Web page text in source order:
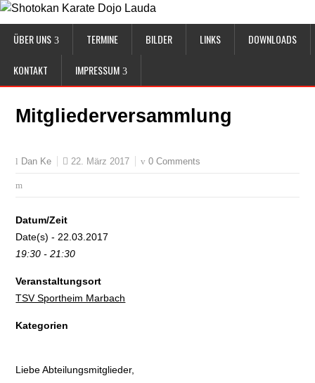
ÜBER UNS TERMINE BILDER LINKS DOWNLOADS
KONTAKT IMPRESSUM
Mitgliederversammlung
Dan Ke 22. März 2017 0 Comments
Datum/Zeit
Date(s) - 22.03.2017
19:30 - 21:30
Veranstaltungsort
TSV Sportheim Marbach
Kategorien
Liebe Abteilungsmitglieder,